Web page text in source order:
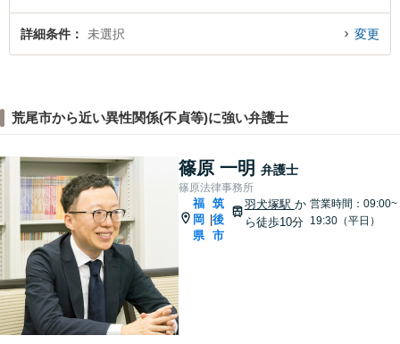
詳細条件 未選択 変更
荒尾市から近い異性関係(不貞等)に強い弁護士
篠原 一明 弁護士
篠原法律事務所
福
岡
県
|
筑
後
市
羽犬塚駅 か
ら徒歩10分
営業時間：09:00~
19:30（平日）